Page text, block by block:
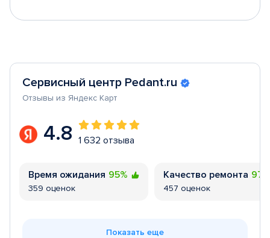
Сервисный центр Pedant.ru
Отзывы из Яндекс Карт
4.8 1 632 отзыва
Время ожидания 95%
359 оценок
Качество ремонта
457 оценок
Показать еще